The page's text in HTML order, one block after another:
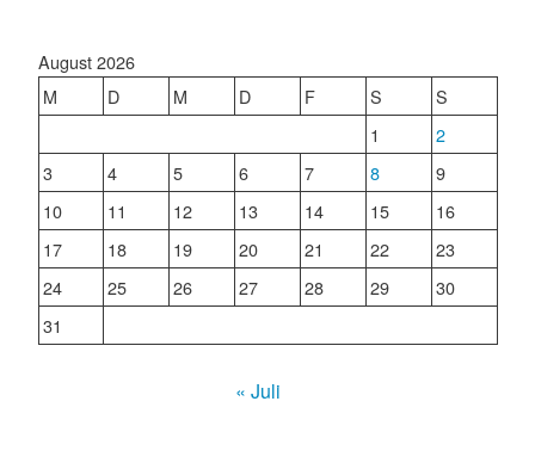
August 2026
M
D M D F S
S
1
2
3
4 5 6 7 8
9
10
11 12 13 14 15
16
17
18 19 20 21 22
23
24
25 26 27 28 29
30
31
« Juli